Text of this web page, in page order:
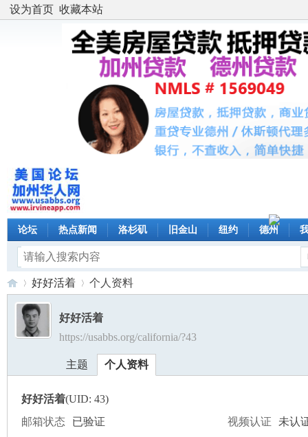
设为首页 收藏本站
论坛 热点新闻 洛杉矶 旧金山 纽约 德州
美›
好好活着
›
个人资料
好好活着
https://usabbs.org/california/?43
主题 个人资料
好好活着(UID: 43)
邮箱状态
已验证 视频认证 未认